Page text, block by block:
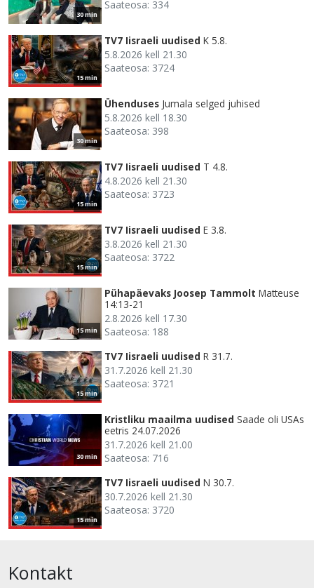
30 min
Saateosa: 334
15 min
TV7 Iisraeli uudised K 5.8.
5.8.2026 kell 21.30
Saateosa: 3724
30 min
Ühenduses Jumala selged juhised
5.8.2026 kell 18.30
Saateosa: 398
15 min
TV7 Iisraeli uudised T 4.8.
4.8.2026 kell 21.30
Saateosa: 3723
15 min
TV7 Iisraeli uudised E 3.8.
3.8.2026 kell 21.30
Saateosa: 3722
15 min
Pühapäevaks Joosep Tammolt Matteuse
14:13-21
2.8.2026 kell 17.30
Saateosa: 188
15 min
TV7 Iisraeli uudised R 31.7.
31.7.2026 kell 21.30
Saateosa: 3721
30 min
Kristliku maailma uudised Saade oli USAs
eetris 24.07.2026
31.7.2026 kell 21.00
Saateosa: 716
15 min
TV7 Iisraeli uudised N 30.7.
30.7.2026 kell 21.30
Saateosa: 3720
Kontakt